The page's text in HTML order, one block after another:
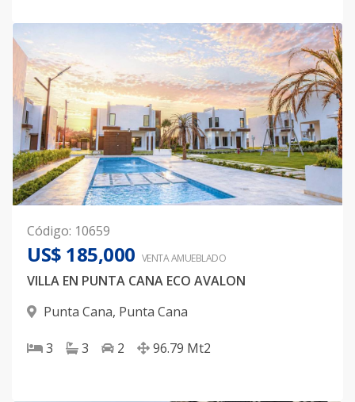
Código: 10659
US$ 185,000 VENTA AMUEBLADO
VILLA EN PUNTA CANA ECO AVALON
Punta Cana, Punta Cana
3 3 2 96.79 Mt2